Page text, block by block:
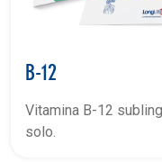
B-12
Vitamina B-12
solo.